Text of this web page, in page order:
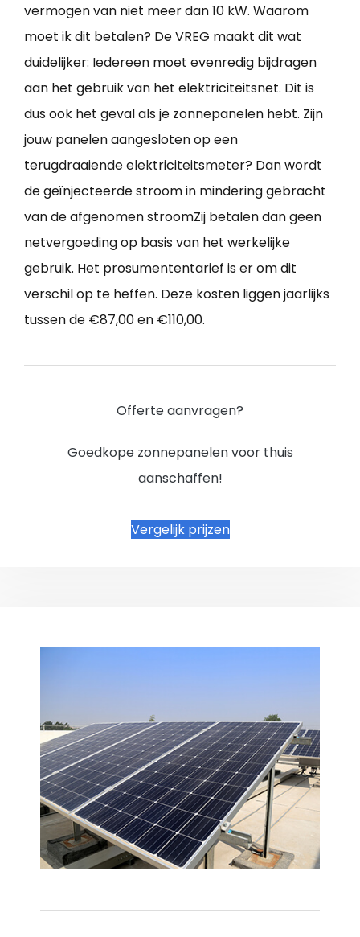
vermogen van niet meer dan 10 kW. Waarom
moet ik dit betalen? De VREG maakt dit wat
duidelijker: Iedereen moet evenredig bijdragen
aan het gebruik van het elektriciteitsnet. Dit is
dus ook het geval als je zonnepanelen hebt. Zijn
jouw panelen aangesloten op een
terugdraaiende elektriciteitsmeter? Dan wordt
de geïnjecteerde stroom in mindering gebracht
van de afgenomen stroomZij betalen dan geen
netvergoeding op basis van het werkelijke
gebruik. Het prosumententarief is er om dit
verschil op te heffen. Deze kosten liggen jaarlijks
tussen de €87,00 en €110,00.
Offerte aanvragen?
Goedkope zonnepanelen voor thuis
aanschaffen!
Vergelijk prijzen